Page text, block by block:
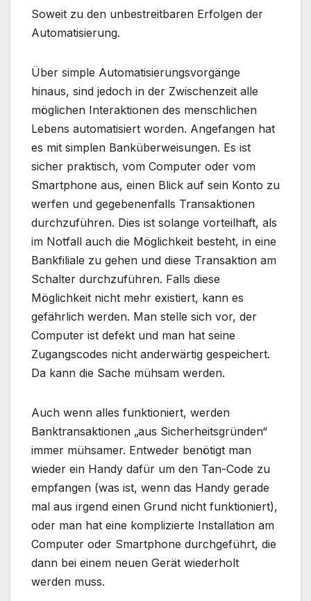
Soweit zu den unbestreitbaren Erfolgen der
Automatisierung.
Über simple Automatisierungsvorgänge
hinaus, sind jedoch in der Zwischenzeit alle
möglichen Interaktionen des menschlichen
Lebens automatisiert worden. Angefangen hat
es mit simplen Banküberweisungen. Es ist
sicher praktisch, vom Computer oder vom
Smartphone aus, einen Blick auf sein Konto zu
werfen und gegebenenfalls Transaktionen
durchzuführen. Dies ist solange vorteilhaft, als
im Notfall auch die Möglichkeit besteht, in eine
Bankfiliale zu gehen und diese Transaktion am
Schalter durchzuführen. Falls diese
Möglichkeit nicht mehr existiert, kann es
gefährlich werden. Man stelle sich vor, der
Computer ist defekt und man hat seine
Zugangscodes nicht anderwärtig gespeichert.
Da kann die Sache mühsam werden.
Auch wenn alles funktioniert, werden
Banktransaktionen „aus Sicherheitsgründen“
immer mühsamer. Entweder benötigt man
wieder ein Handy dafür um den Tan-Code zu
empfangen (was ist, wenn das Handy gerade
mal aus irgend einen Grund nicht funktioniert),
oder man hat eine komplizierte Installation am
Computer oder Smartphone durchgeführt, die
dann bei einem neuen Gerät wiederholt
werden muss.